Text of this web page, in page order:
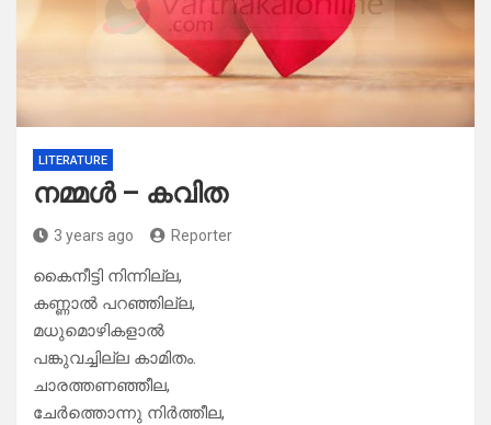
LITERATURE
നമ്മള്‍ – കവിത
3 years ago Reporter
കൈനീട്ടി നിന്നില്ല,
കണ്ണാൽ പറഞ്ഞില്ല,
മധുമൊഴികളാൽ
പങ്കുവച്ചില്ല കാമിതം.
ചാരത്തണഞ്ഞീല,
ചേർത്തൊന്നു നിർത്തീല,